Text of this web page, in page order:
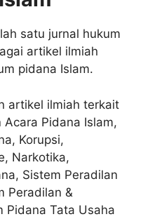
satu jurnal hukum
artikel ilmiah
pidana Islam.
artikel ilmiah terkait
Pidana Islam,
Korupsi,
Narkotika,
Sistem Peradilan
Peradilan &
Pidana Tata Usaha